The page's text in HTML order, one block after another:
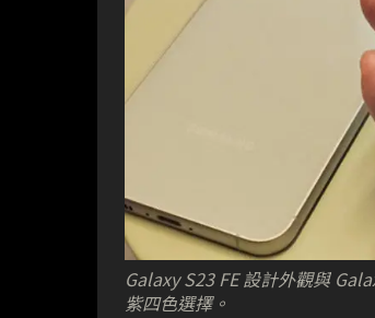
Galaxy S23 FE 設計外觀與
紫四色選擇。